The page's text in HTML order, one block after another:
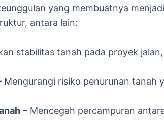
yang membuatnya
antara lain:
stabilitas tanah pada proyek
Mengurangi risiko penurunan tanah
– Mencegah percampuran